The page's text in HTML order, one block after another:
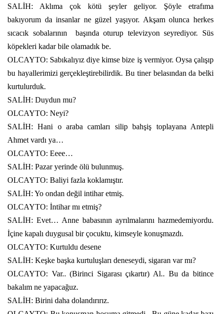
SALİH: Aklıma çok kötü şeyler geliyor. Şöyle etrafıma
bakıyorum da insanlar ne güzel yaşıyor. Akşam olunca herkes
sıcacık sobalarının
başında oturup televizyon seyrediyor. Süs
köpekleri kadar bile olamadık be.
OLCAYTO: Sabıkalıyız diye kimse bize iş vermiyor. Oysa çalışıp
bu hayallerimizi gerçekleştirebilirdik. Bu tiner belasından da belki
kurtulurduk.
SALİH: Duydun mu?
OLCAYTO: Neyi?
SALİH: Hani o araba camları silip bahşiş toplayana Antepli
Ahmet vardı ya…
OLCAYTO: Eeee…
SALİH: Pazar yerinde ölü bulunmuş.
OLCAYTO: Baliyi fazla koklamıştır.
SALİH: Yo ondan değil intihar etmiş.
OLCAYTO: İntihar mı etmiş?
SALİH: Evet… Anne babasının ayrılmalarını hazmedemiyordu.
İçine kapalı duygusal bir çocuktu, kimseyle konuşmazdı.
OLCAYTO: Kurtuldu desene
SALİH: Keşke başka kurtuluşları deneseydi, sigaran var mı?
OLCAYTO: Var.. (Birinci Sigarası çıkartır) Al.. Bu da bitince
bakalım ne yapacağuz.
SALİH: Birini daha dolandırırız.